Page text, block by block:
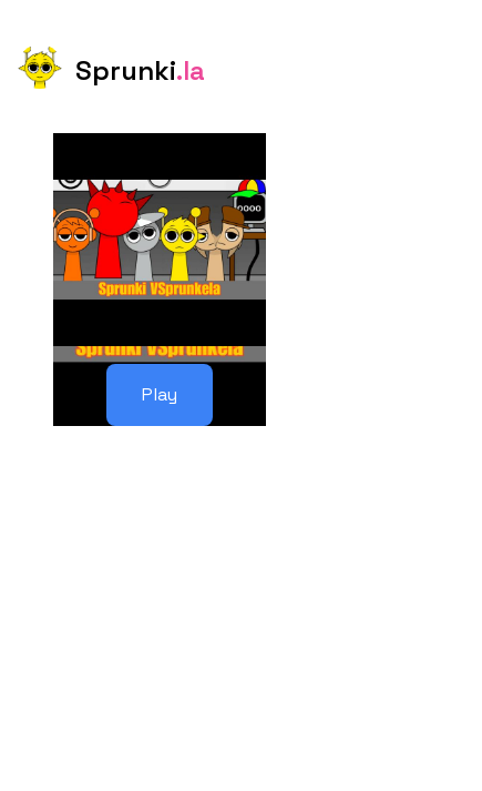
Sprunki.la
Play